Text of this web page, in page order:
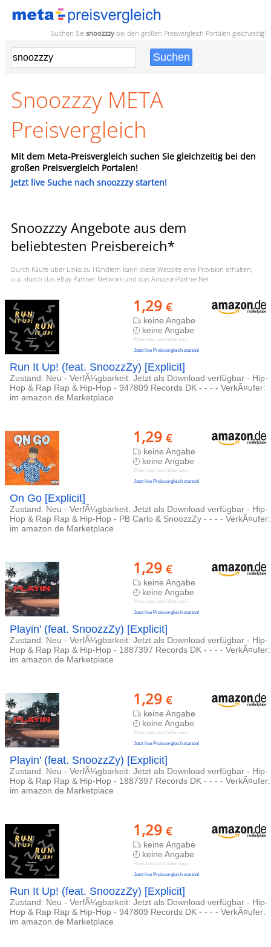
Suchen Sie snoozzzy bei den großen Preisvergleich Portalen gleichzeitig!
Snoozzzy META
Preisvergleich
Mit dem Meta-Preisvergleich suchen Sie gleichzeitig bei den
großen Preisvergleich Portalen!
Jetzt live Suche nach snoozzzy starten!
Snoozzzy Angebote aus dem
beliebtesten Preisbereich*
Durch Käufe über Links zu Händlern kann diese Website eine Provision erhalten,
u.a. durch das eBay Partner Network und das AmazonPartnerNet
1,29 €
keine Angabe
keine Angabe
Preis kann jetzt höher sein
Jetzt live Preisvergleich starten!
Run It Up! (feat. SnoozzZy) [Explicit]
Zustand: Neu - VerfÃ¼gbarkeit: Jetzt als Download verfügbar - Hip-
Hop & Rap Rap & Hip-Hop - 947809 Records DK - - - - VerkÃ¤ufer:
im amazon.de Marketplace
1,29 €
keine Angabe
keine Angabe
Preis kann jetzt höher sein
Jetzt live Preisvergleich starten!
On Go [Explicit]
Zustand: Neu - VerfÃ¼gbarkeit: Jetzt als Download verfügbar - Hip-
Hop & Rap Rap & Hip-Hop - PB Carlo & SnoozzZy - - - - VerkÃ¤ufer:
im amazon.de Marketplace
1,29 €
keine Angabe
keine Angabe
Preis kann jetzt höher sein
Jetzt live Preisvergleich starten!
Playin' (feat. SnoozzZy) [Explicit]
Zustand: Neu - VerfÃ¼gbarkeit: Jetzt als Download verfügbar - Hip-
Hop & Rap Rap & Hip-Hop - 1887397 Records DK - - - - VerkÃ¤ufer:
im amazon.de Marketplace
1,29 €
keine Angabe
keine Angabe
Preis kann jetzt höher sein
Jetzt live Preisvergleich starten!
Playin' (feat. SnoozzZy) [Explicit]
Zustand: Neu - VerfÃ¼gbarkeit: Jetzt als Download verfügbar - Hip-
Hop & Rap Rap & Hip-Hop - 1887397 Records DK - - - - VerkÃ¤ufer:
im amazon.de Marketplace
1,29 €
keine Angabe
keine Angabe
Preis kann jetzt höher sein
Jetzt live Preisvergleich starten!
Run It Up! (feat. SnoozzZy) [Explicit]
Zustand: Neu - VerfÃ¼gbarkeit: Jetzt als Download verfügbar - Hip-
Hop & Rap Rap & Hip-Hop - 947809 Records DK - - - - VerkÃ¤ufer:
im amazon.de Marketplace